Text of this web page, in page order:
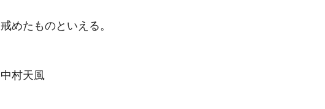
戒めたものといえる。
中村天風